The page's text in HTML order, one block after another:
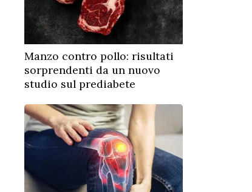
Manzo contro pollo: risultati
sorprendenti da un nuovo
studio sul prediabete